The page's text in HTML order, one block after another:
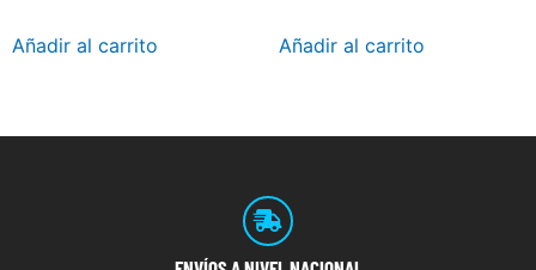
Añadir al carrito Añadir al carrito